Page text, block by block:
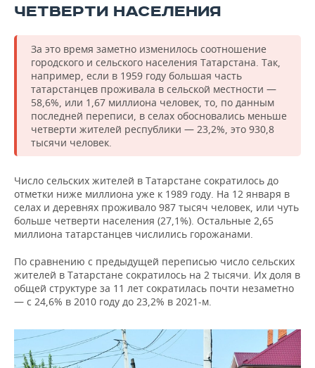
ЧЕТВЕРТИ НАСЕЛЕНИЯ
За это время заметно изменилось соотношение
городского и сельского населения Татарстана. Так,
например, если в 1959 году большая часть
татарстанцев проживала в сельской местности —
58,6%, или 1,67 миллиона человек, то, по данным
последней переписи, в селах обосновались меньше
четверти жителей республики — 23,2%, это 930,8
тысячи человек.
Число сельских жителей в Татарстане сократилось до
отметки ниже миллиона уже к 1989 году. На 12 января в
селах и деревнях проживало 987 тысяч человек, или чуть
больше четверти населения (27,1%). Остальные 2,65
миллиона татарстанцев числились горожанами.
По сравнению с предыдущей переписью число сельских
жителей в Татарстане сократилось на 2 тысячи. Их доля в
общей структуре за 11 лет сократилась почти незаметно
— с 24,6% в 2010 году до 23,2% в 2021-м.